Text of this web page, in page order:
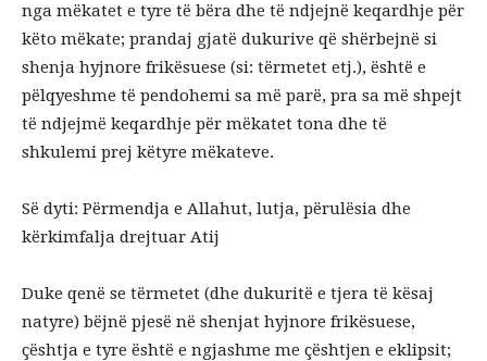
nga mëkatet e tyre të bëra dhe të ndjejnë keqardhje për
këto mëkate; prandaj gjatë dukurive që shërbejnë si
shenja hyjnore frikësuese (si: tërmetet etj.), është e
pëlqyeshme të pendohemi sa më parë, pra sa më shpejt
të ndjejmë keqardhje për mëkatet tona dhe të
shkulemi prej këtyre mëkateve.
Së dyti: Përmendja e Allahut, lutja, përulësia dhe
kërkimfalja drejtuar Atij
Duke qenë se tërmetet (dhe dukuritë e tjera të kësaj
natyre) bëjnë pjesë në shenjat hyjnore frikësuese,
çështja e tyre është e ngjashme me çështjen e eklipsit;